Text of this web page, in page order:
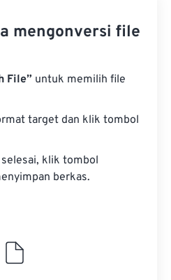
mengonversi file
File” untuk memilih file
target dan klik tombol
klik tombol
berkas.